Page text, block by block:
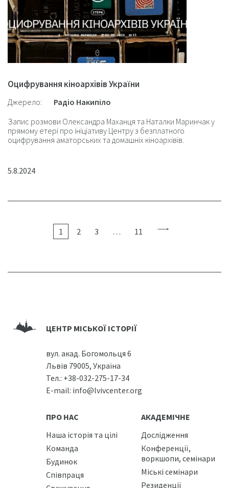
Оцифрування кіноархівів України
Джерело:
Радіо Накипіло
Запис розмови Олександра Маханця та Наталки Маринчак у
прямому етері про ініціативу Центру з безплатного
оцифрування аматорських та домашніх кіноархівів.
5.8.2024
1 2 3 … 11
ЦЕНТР МІСЬКОЇ ІСТОРІЇ
вул. акад. Богомольця 6
Львів 79005, Україна
Тел.: +38-032-275-17-34
E-mail: info@lvivcenter.org
ПРО НАС
Наша історія та цілі
Команда
Будинок
Співпраця
АКАДЕМІЧНЕ
Дослідження
Конференції,
воркшопи, семінари
Міські семінари
Резиденції